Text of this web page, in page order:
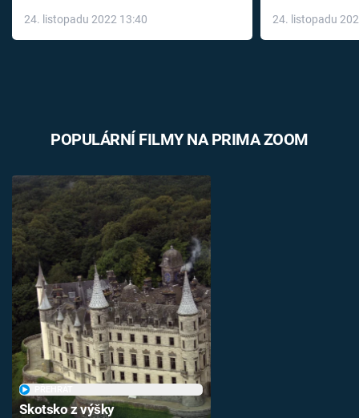
24. listopadu 2022 13:40
léky
24. listopadu
POPULÁRNÍ FILMY NA PRIMA ZOOM
Skotsko z výšky